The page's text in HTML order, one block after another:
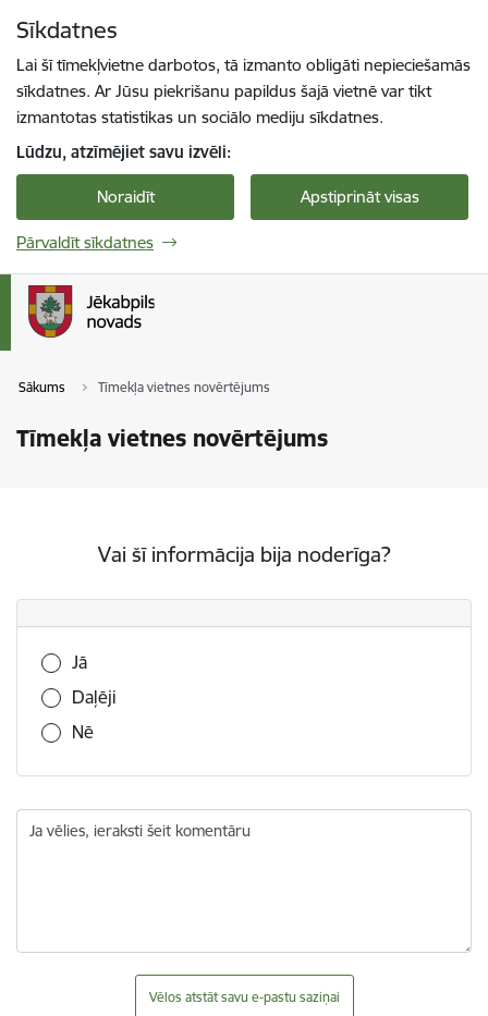
Sīkdatnes
Lai šī tīmekļvietne darbotos, tā izmanto obligāti nepieciešamās
sīkdatnes. Ar Jūsu piekrišanu papildus šajā vietnē var tikt
izmantotas statistikas un sociālo mediju sīkdatnes.
Lūdzu, atzīmējiet savu izvēli:
Noraidīt Apstiprināt visas
Pārvaldīt sīkdatnes
Sākums Tīmekļa vietnes novērtējums
Tīmekļa vietnes novērtējums
Vai šī informācija bija noderīga?
Vai šī informācija bija noderīga?
Jā
Daļēji
Nē
Ja vēlies, ieraksti šeit komentāru
Vēlos atstāt savu e-pastu saziņai